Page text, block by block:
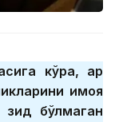
кўра, ҳар
ҳимоя
бўлмаган